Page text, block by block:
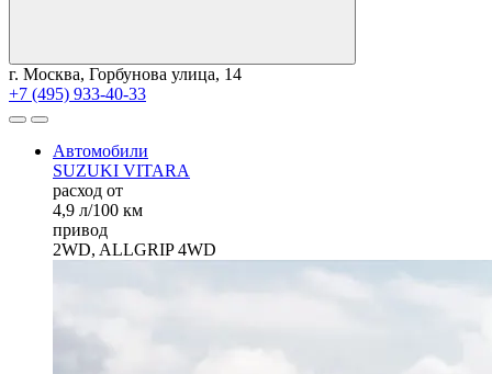
г. Москва, Горбунова улица, 14
+7 (495) 933-40-33
Автомобили
SUZUKI VITARA
расход от
4,9 л/100 км
привод
2WD, ALLGRIP 4WD